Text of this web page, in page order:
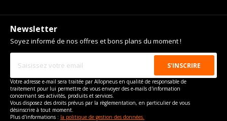
Newsletter
Soyez informé de nos offres et bons plans du moment !
Votre adresse e-mail sera traitée par Allopneus en qualité de responsable de
traitement pour lui permettre de vous envoyer des e-mails d'information
concernant ses activités, produits et services.
Vous disposez des droits prévus par la règlementation, en particulier de vous
désinscrire à tout moment.
Plus d'informations : la politique de gestion des données.